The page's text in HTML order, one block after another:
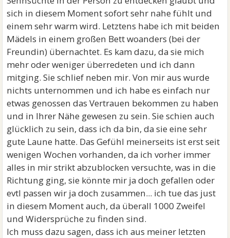
sich in diesem Moment sofort sehr nahe fühlt und
einem sehr warm wird. Letztens habe ich mit beiden
Mädels in einem großen Bett woanders (bei der
Freundin) übernachtet. Es kam dazu, da sie mich
mehr oder weniger überredeten und ich dann
mitging. Sie schlief neben mir. Von mir aus wurde
nichts unternommen und ich habe es einfach nur
etwas genossen das Vertrauen bekommen zu haben
und in Ihrer Nähe gewesen zu sein. Sie schien auch
glücklich zu sein, dass ich da bin, da sie eine sehr
gute Laune hatte. Das Gefühl meinerseits ist erst seit
wenigen Wochen vorhanden, da ich vorher immer
alles in mir strikt abzublocken versuchte, was in die
Richtung ging, sie könnte mir ja doch gefallen oder
evtl passen wir ja doch zusammen... ich tue das just
in diesem Moment auch, da überall 1000 Zweifel
und Widersprüche zu finden sind.
Ich muss dazu sagen, dass ich aus meiner letzten